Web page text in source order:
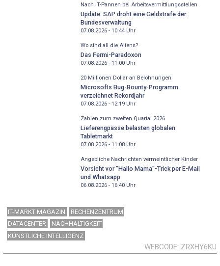
Nach IT-Pannen bei Arbeitsvermittlungsstellen
Update: SAP droht eine Geldstrafe der
Bundesverwaltung
07.08.2026 - 10:44Uhr
Wo sind all die Aliens?
Das Fermi-Paradoxon
07.08.2026 - 11:00Uhr
20 Millionen Dollar an Belohnungen
Microsofts Bug-Bounty-Programm
verzeichnet Rekordjahr
07.08.2026 - 12:19Uhr
Zahlen zum zweiten Quartal 2026
Lieferengpässe belasten globalen
Tabletmarkt
07.08.2026 - 11:08Uhr
Angebliche Nachrichten vermeintlicher Kinder
Vorsicht vor "Hallo Mama"-Trick per E-Mail
und Whatsapp
06.08.2026 - 16:40Uhr
IT-MARKT MAGAZIN
RECHENZENTRUM
DATACENTER
NACHHALTIGKEIT
KÜNSTLICHE INTELLIGENZ
WEBCODE ZRXHY6KU